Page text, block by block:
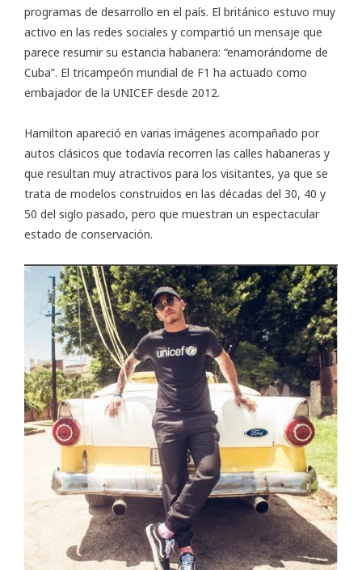
programas de desarrollo en el país. El británico estuvo muy
activo en las redes sociales y compartió un mensaje que
parece resumir su estancia habanera: “enamorándome de
Cuba”. El tricampeón mundial de F1 ha actuado como
embajador de la UNICEF desde 2012.
Hamilton apareció en varias imágenes acompañado por
autos clásicos que todavía recorren las calles habaneras y
que resultan muy atractivos para los visitantes, ya que se
trata de modelos construidos en las décadas del 30, 40 y
50 del siglo pasado, pero que muestran un espectacular
estado de conservación.